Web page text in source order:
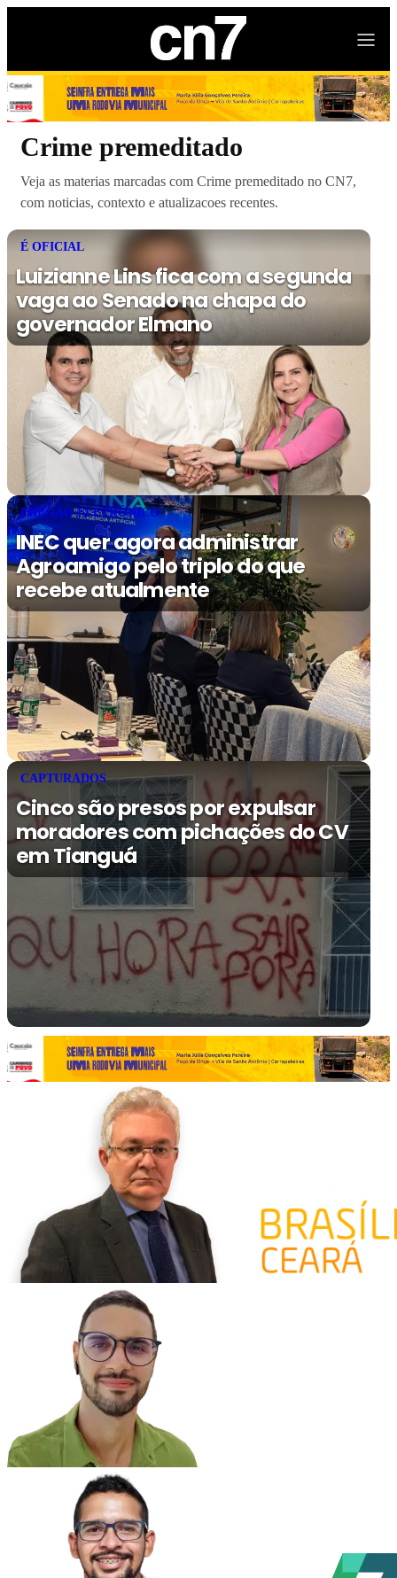
Crime premeditado
Veja as materias marcadas com Crime premeditado no CN7,
com noticias, contexto e atualizacoes recentes.
É OFICIAL
Luizianne Lins fica com a segunda
vaga ao Senado na chapa do
governador Elmano
PREGÃO ELETRÔNICO
INEC quer agora administrar
Agroamigo pelo triplo do que
recebe atualmente
CAPTURADOS
Cinco são presos por expulsar
moradores com pichações do CV
em Tianguá